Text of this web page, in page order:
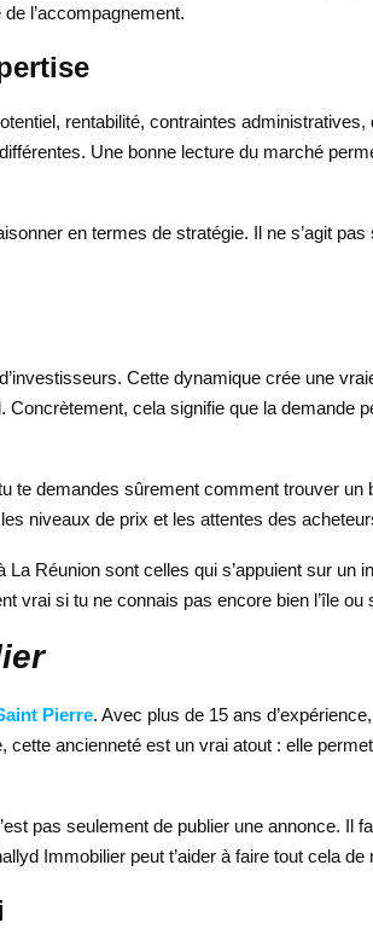
l’accompagnement.
rentabilité, contraintes administratives,
Une bonne lecture du marché
en termes de stratégie. Il ne s’agit
Cette dynamique crée une
cela signifie que la demande
te demandes sûrement comment trouver
niveaux de prix et les attentes des
Réunion sont celles qui s’appuient sur un
vrai si tu ne connais pas encore bien l’île
Pierre. Avec plus de 15 ans
ancienneté est un vrai atout : elle
pas seulement de publier une annonce. Il
Immobilier peut t’aider à faire tout cela de